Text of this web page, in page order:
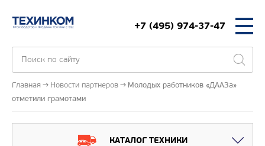
+7 (495) 974-37-47
Главная Новости партнеров
Молодых работников «ДААЗа»
отметили грамотами
КАТАЛОГ ТЕХНИКИ